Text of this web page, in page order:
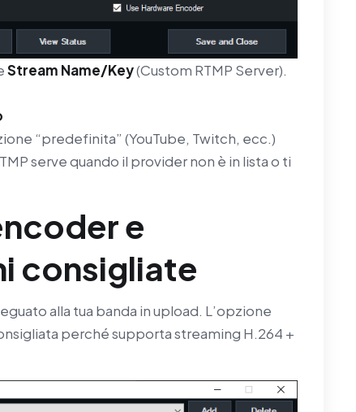
Stream Name/Key(Custom RTMP Server).
“predefinita” (YouTube, Twitch, ecc.)
serve quando il provider non è in lista o ti
e
consigliate
alla tua banda in upload. L’opzione
perché supporta streaming H.264 +